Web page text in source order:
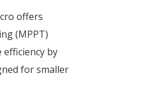
offers
(MPPT)
by
for smaller